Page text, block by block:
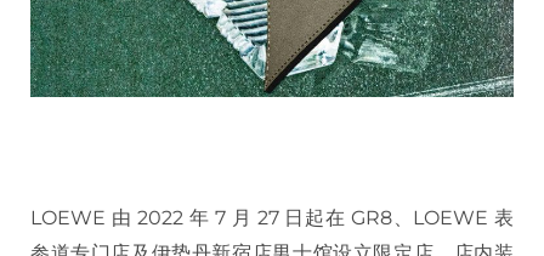
LOEWE 由 2022 年 7 月 27 日起在 GR8、LOEWE 表